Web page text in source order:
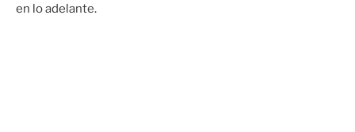
en lo adelante.